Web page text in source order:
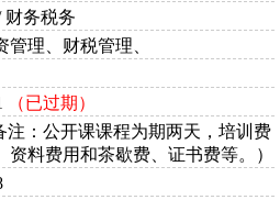
财务税务
管理、财税管理、
（已过期）
注：公开课课程为期两天，培训费
资料费用和茶歇费、证书费等。）